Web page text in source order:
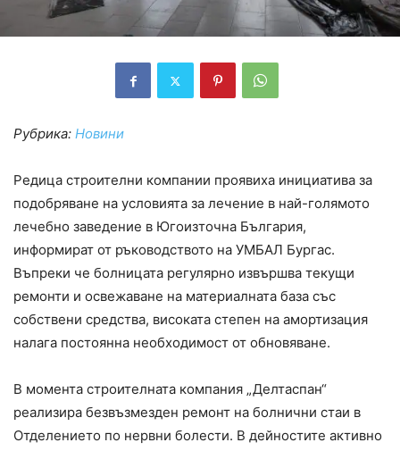
Рубрика: Новини
Редица строителни компании проявиха инициатива за
подобряване на условията за лечение в най-голямото
лечебно заведение в Югоизточна България,
информират от ръководството на УМБАЛ Бургас.
Въпреки че болницата регулярно извършва текущи
ремонти и освежаване на материалната база със
собствени средства, високата степен на амортизация
налага постоянна необходимост от обновяване.
В момента строителната компания „Делтаспан“
реализира безвъзмезден ремонт на болнични стаи в
Отделението по нервни болести. В дейностите активно